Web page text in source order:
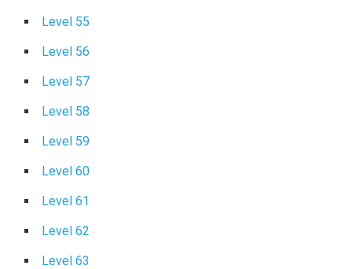
Level 55
Level 56
Level 57
Level 58
Level 59
Level 60
Level 61
Level 62
Level 63